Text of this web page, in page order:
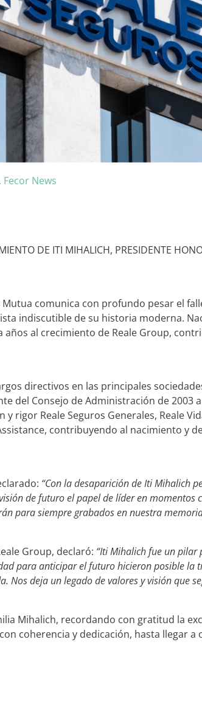
Fecor News
DE ITI MIHALICH, PRESIDENTE
Mutua comunica con profundo pesar el
indiscutible de su historia moderna.
años al crecimiento de Reale Group,
directivos en las principales
del Consejo de Administración de
rigor Reale Seguros Generales, Reale
contribuyendo al nacimiento y
“Con la desaparición de Iti Mihalich
de futuro el papel de líder en momentos
para siempre grabados en nuestra
Group, declaró: “Iti Mihalich fue un pilar
para anticipar el futuro hicieron posible la
Nos deja un legado de valores y visión que
Mihalich, recordando con gratitud la
coherencia y dedicación, hasta llegar